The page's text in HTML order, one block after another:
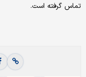
تماس گرفته است.